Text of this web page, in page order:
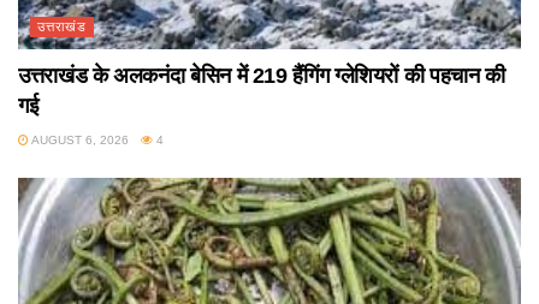
उत्तराखंड
उत्तराखंड के अलकनंदा बेसिन में 219 हैंगिंग ग्लेशियरों की पहचान की
गई
AUGUST 6, 2026 4